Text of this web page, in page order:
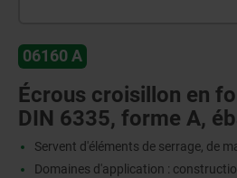
06160 A
Écrous croisillon en
DIN 6335, forme A,
Servent d'éléments de serrage, de
Domaines d'application :